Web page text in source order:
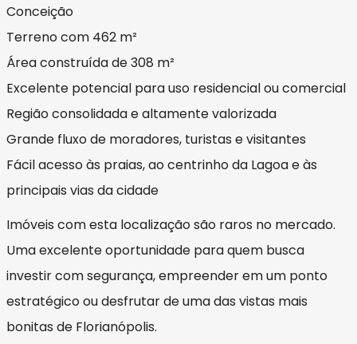
Conceição
Terreno com 462 m²
Área construída de 308 m²
Excelente potencial para uso residencial ou comercial
Região consolidada e altamente valorizada
Grande fluxo de moradores, turistas e visitantes
Fácil acesso às praias, ao centrinho da Lagoa e às
principais vias da cidade
Imóveis com esta localização são raros no mercado.
Uma excelente oportunidade para quem busca
investir com segurança, empreender em um ponto
estratégico ou desfrutar de uma das vistas mais
bonitas de Florianópolis.